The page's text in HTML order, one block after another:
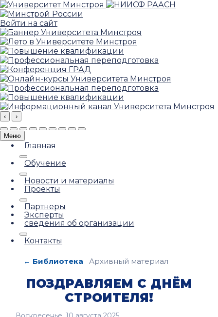
Войти на сайт
‹ ›
Меню
Главная
Обучение
Новости и материалы
Проекты
Партнеры
Эксперты
сведения об организации
Контакты
← Библиотека Архивный материал
ПОЗДРАВЛЯЕМ С ДНЁМ
СТРОИТЕЛЯ!